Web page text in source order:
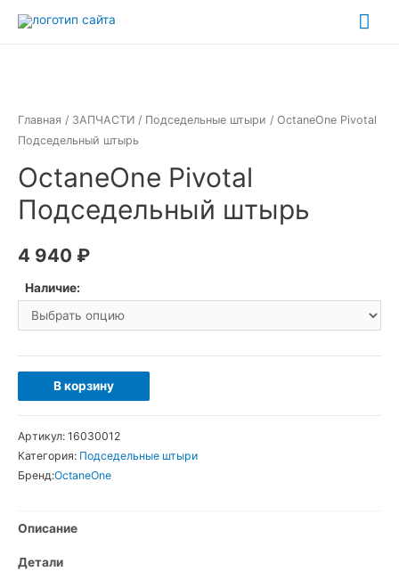
Главная / ЗАПЧАСТИ / Подседельные штыри / OctaneOne Pivotal
Подседельный штырь
OctaneOne Pivotal
Подседельный штырь
4 940 ₽
Наличие:
Количество
товара
Подседельный
В корзину
Артикул: 16030012
Категория: Подседельные штыри
Бренд:OctaneOne
Описание
Детали